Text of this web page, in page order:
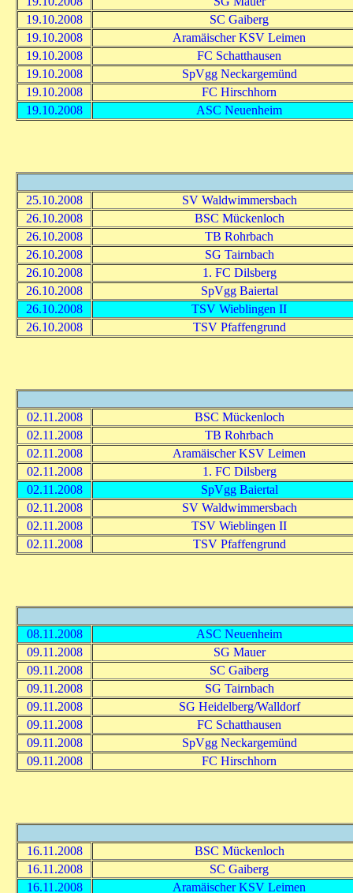
19.10.2008
SC Gaiberg
19.10.2008
Aramäischer KSV Leimen
19.10.2008
FC Schatthausen
19.10.2008
SpVgg Neckargemünd
19.10.2008
FC Hirschhorn
19.10.2008
ASC Neuenheim
25.10.2008
SV Waldwimmersbach
26.10.2008
BSC Mückenloch
26.10.2008
TB Rohrbach
26.10.2008
SG Tairnbach
26.10.2008
1. FC Dilsberg
26.10.2008
SpVgg Baiertal
26.10.2008
TSV Wieblingen II
26.10.2008
TSV Pfaffengrund
02.11.2008
BSC Mückenloch
02.11.2008
TB Rohrbach
02.11.2008
Aramäischer KSV Leimen
02.11.2008
1. FC Dilsberg
02.11.2008
SpVgg Baiertal
02.11.2008
SV Waldwimmersbach
02.11.2008
TSV Wieblingen II
02.11.2008
TSV Pfaffengrund
08.11.2008
ASC Neuenheim
09.11.2008
SG Mauer
09.11.2008
SC Gaiberg
09.11.2008
SG Tairnbach
09.11.2008
SG Heidelberg/Walldorf
09.11.2008
FC Schatthausen
09.11.2008
SpVgg Neckargemünd
09.11.2008
FC Hirschhorn
16.11.2008
BSC Mückenloch
16.11.2008
SC Gaiberg
16.11.2008
Aramäischer KSV Leimen